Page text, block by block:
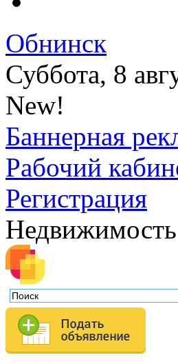
Обнинск
Суббота, 8
New!
Баннерная
Рабочий
Регистрация